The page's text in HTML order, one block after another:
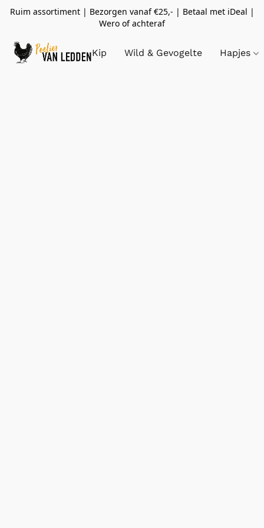
Ruim assortiment | Bezorgen vanaf €25,- | Betaal met iDeal |
Wero of achteraf
Kip Wild & Gevogelte Hapjes